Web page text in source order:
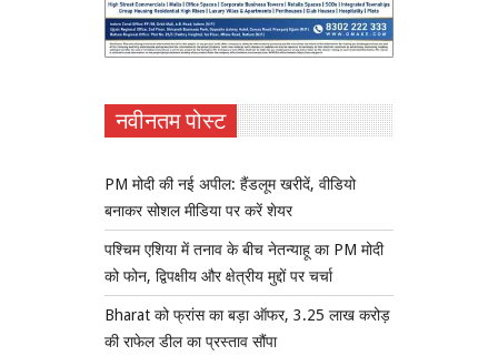
नवीनतम पोस्ट
PM मोदी की नई अपील: हैंडलूम खरीदें, वीडियो
बनाकर सोशल मीडिया पर करें शेयर
पश्चिम एशिया में तनाव के बीच नेतन्याहू का PM मोदी
को फोन, द्विपक्षीय और क्षेत्रीय मुद्दों पर चर्चा
Bharat को फ्रांस का बड़ा ऑफर, 3.25 लाख करोड़
की राफेल डील का प्रस्ताव सौंपा